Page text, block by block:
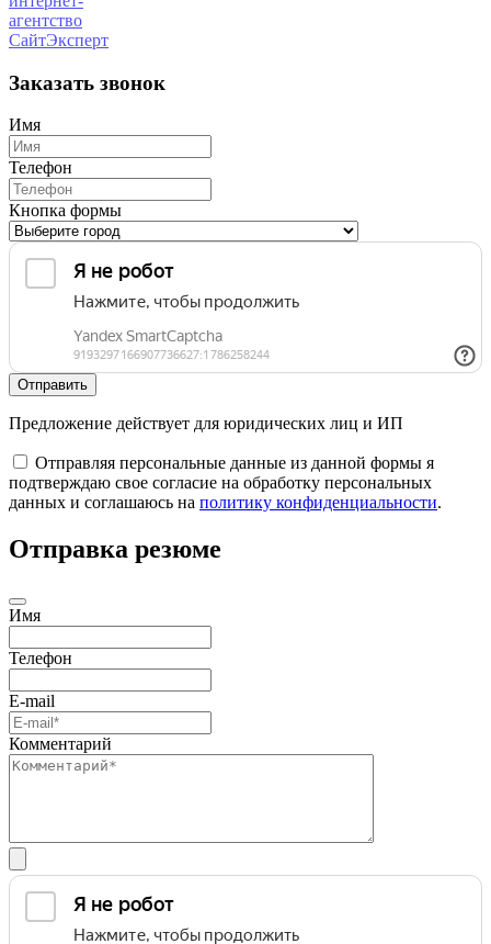
Заказать звонок
Имя
Телефон
Кнопка формы
Отправить
Предложение действует для юридических лиц и ИП
Отправляя персональные данные из данной формы я
подтверждаю свое согласие на обработку персональных
данных и соглашаюсь на политику конфиденциальности.
Отправка резюме
Имя
Телефон
E-mail
Комментарий